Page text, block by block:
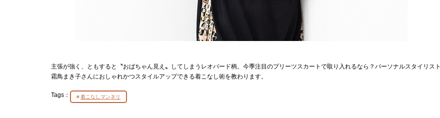
主張が強く、ともすると〝おばちゃん見え〟してしまうレオパード柄。今季注目のプリーツスカートで取り入れるなら？パーソナルスタイリスト
霜鳥まき子さんにおしゃれかつスタイルアップできる着こなし術を教わります。
Tags： 着こなしマンネリ